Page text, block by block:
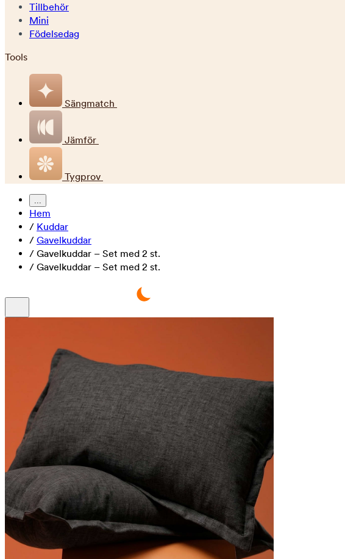
Tillbehör
Mini
Födelsedag
Tools
Sängmatch
Jämför
Tygprov
...
Hem
/ Kuddar
/ Gavelkuddar
/ Gavelkuddar – Set med 2 st.
/ Gavelkuddar – Set med 2 st.